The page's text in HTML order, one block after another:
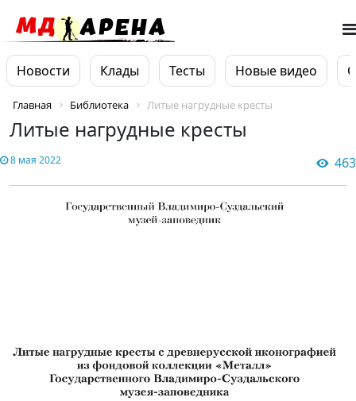
Новости Клады Тесты Новые видео
Главная Библиотека Литые нагрудные кресты
Литые нагрудные кресты
8 мая 2022 463